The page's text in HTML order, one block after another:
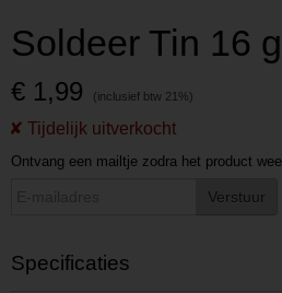
Soldeer Tin 16
€ 1,99
Ontvang een mailtje zodra het product
Verstuur
Specificaties